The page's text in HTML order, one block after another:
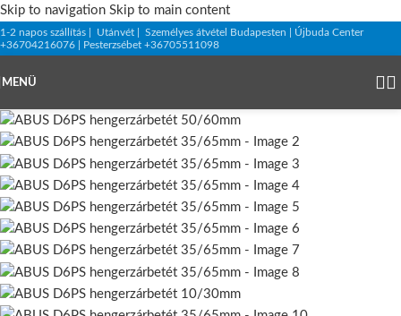
Skip to navigation Skip to main content
1-2 napos szállítás | Utánvét | Személyes átvétel Budapesten | Újbuda Center
+36704216076 | Pesterzsébet +36705511098
MENÜ